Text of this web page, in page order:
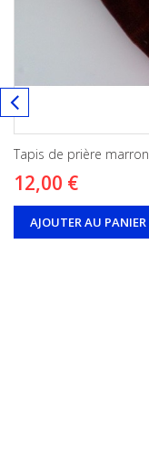
Tapis de prière marron
12,00 €
AJOUTER AU PANIER